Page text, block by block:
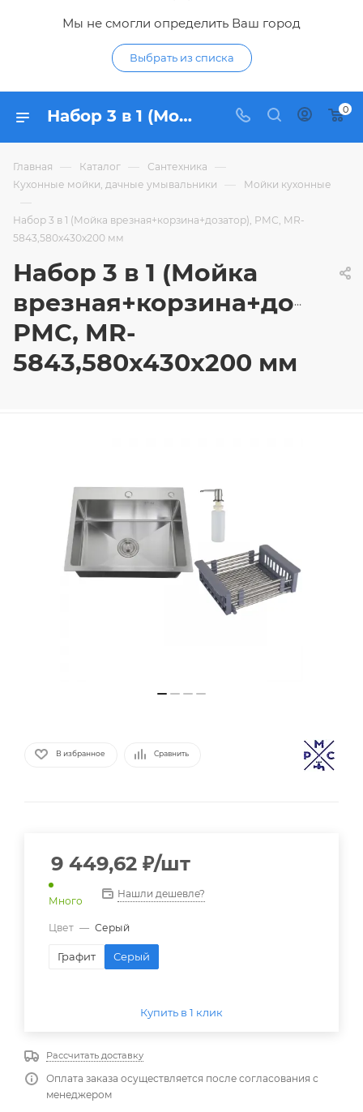
Мы не смогли определить Ваш город
Выбрать из списка
Набор 3 в 1 (Мойка врезная+корзина+дозатор), РМС, MR-5843,580х430х200 мм - купить по цене 9 449,62 ₽ в интернет-магазине Гидропромтехника с доставкой в Курске 0
Главная — Каталог — Сантехника —
Кухонные мойки, дачные умывальники — Мойки кухонные
—
Набор 3 в 1 (Мойка врезная+корзина+дозатор), РМС, MR-
5843,580х430х200 мм
Набор 3 в 1 (Мойка
РМС, MR-
5843,580х430х200 мм
В избранное Сравнить
9 449,62 ₽/шт
Много
Нашли дешевле?
Цвет — Серый
Графит Серый
Купить в 1 клик
Рассчитать доставку
Оплата заказа осуществляется после согласования с
менеджером